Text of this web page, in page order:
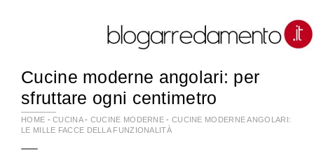
Cucine moderne angolari: per
sfruttare ogni centimetro
HOME -CUCINA- CUCINE MODERNE - CUCINE MODERNE ANGOLARI:
LE MILLE FACCE DELLA FUNZIONALITÀ